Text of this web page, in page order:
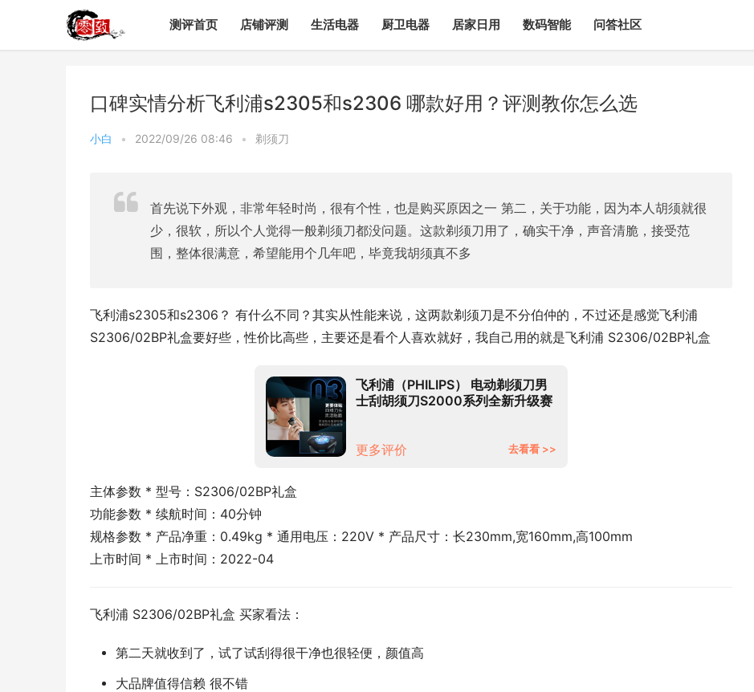
测评首页 店铺评测 生活电器 厨卫电器 居家日用 数码智能 问答社区
口碑实情分析飞利浦s2305和s2306 哪款好用？评测教你怎么选
小白 • 2022/09/26 08:46 • 剃须刀
首先说下外观，非常年轻时尚，很有个性，也是购买原因之一 第二，关于功能，因为本人胡须就很
少，很软，所以个人觉得一般剃须刀都没问题。这款剃须刀用了，确实干净，声音清脆，接受范
围，整体很满意，希望能用个几年吧，毕竟我胡须真不多
飞利浦s2305和s2306？ 有什么不同？其实从性能来说，这两款剃须刀是不分伯仲的，不过还是感觉飞利浦
S2306/02BP礼盒要好些，性价比高些，主要还是看个人喜欢就好，我自己用的就是飞利浦 S2306/02BP礼盒
飞利浦（PHILIPS） 电动剃须刀男
士刮胡须刀S2000系列全新升级赛
更多评价
去看看 >>
主体参数 * 型号：S2306/02BP礼盒
功能参数 * 续航时间：40分钟
规格参数 * 产品净重：0.49kg * 通用电压：220V * 产品尺寸：长230mm,宽160mm,高100mm
上市时间 * 上市时间：2022-04
飞利浦 S2306/02BP礼盒 买家看法：
第二天就收到了，试了试刮得很干净也很轻便，颜值高
大品牌值得信赖 很不错